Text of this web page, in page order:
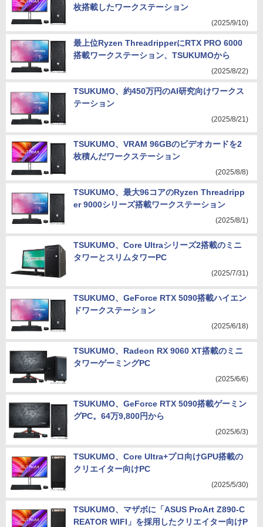
枚搭載したワークステーション
(2025/9/10)
最上位Ryzen ThreadripperにRTX PRO 6000
搭載ワークステーション、TSUKUMOから
(2025/8/22)
TSUKUMO、約450万円のAI研究向けワークス
テーション
(2025/8/21)
TSUKUMO、VRAM 96GBのビデオカードを2
枚積んだワークステーション
(2025/8/8)
TSUKUMO、最大96コアのRyzen Threadripp
er 9000シリーズ搭載ワークステーション
(2025/8/1)
TSUKUMO、Core Ultraシリーズ2搭載のミニ
タワーとスリムタワーPC
(2025/7/31)
TSUKUMO、GeForce RTX 5090搭載ハイエン
ドワークステーション
(2025/6/18)
TSUKUMO、Radeon RX 9060 XT搭載のミニ
タワーゲーミングPC
(2025/6/6)
TSUKUMO、GeForce RTX 5090搭載ゲーミン
グPC。64万9,800円から
(2025/6/3)
TSUKUMO、Core Ultra+プロ向けGPU搭載の
クリエイター向けPC
(2025/5/30)
TSUKUMO、マザボに「ASUS ProArt Z890-C
REATOR WIFI」を採用したクリエイター向けP